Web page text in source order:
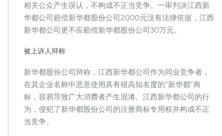
相关公众产生误认，不构成不正当竞争。一审判决江西新
华都公司赔偿新华都股份公司2000元没有法律依据，江西
新华都公司更不应赔偿新华都股份公司30万元。
被上诉人辩称
新华都股份公司辩称，江西新华都公司作为同业竞争者，
在其企业名称中恶意使用具有很高知名度的“新华都”商
标，容易导致广大消费者产生混淆。江西新华都公司的行
为，侵犯了新华都股份公司的注册商标专用权并构成不正
当竞争。